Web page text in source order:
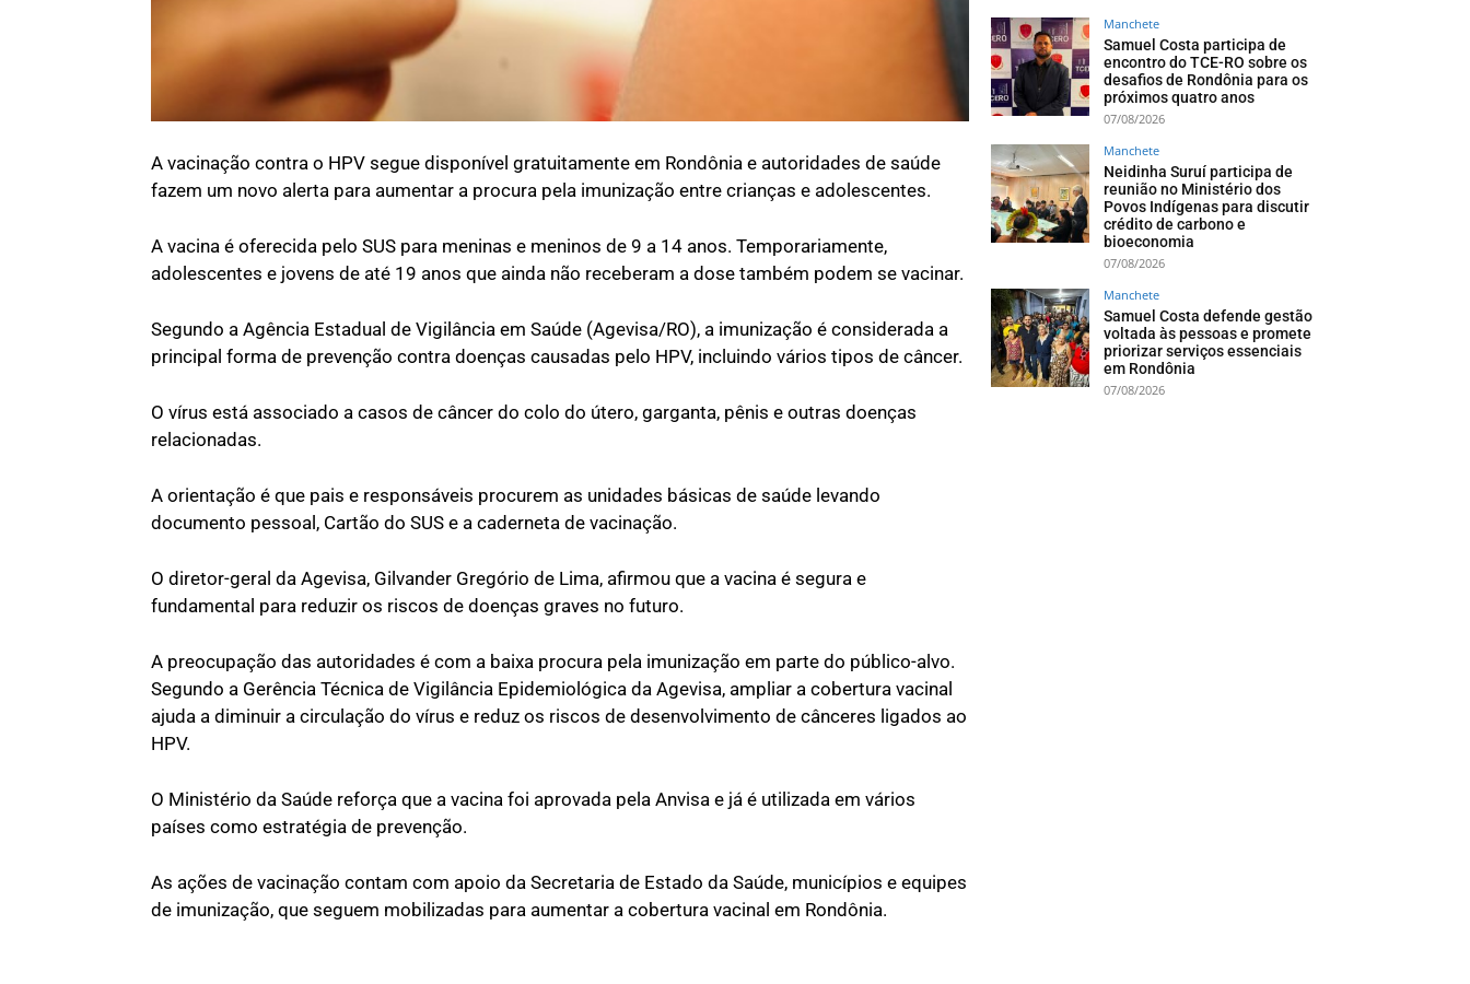
A vacinação contra o HPV segue disponível gratuitamente em Rondônia e autoridades de saúde
fazem um novo alerta para aumentar a procura pela imunização entre crianças e adolescentes.
A vacina é oferecida pelo SUS para meninas e meninos de 9 a 14 anos. Temporariamente,
adolescentes e jovens de até 19 anos que ainda não receberam a dose também podem se vacinar.
Segundo a Agência Estadual de Vigilância em Saúde (Agevisa/RO), a imunização é considerada a
principal forma de prevenção contra doenças causadas pelo HPV, incluindo vários tipos de câncer.
O vírus está associado a casos de câncer do colo do útero, garganta, pênis e outras doenças
relacionadas.
A orientação é que pais e responsáveis procurem as unidades básicas de saúde levando
documento pessoal, Cartão do SUS e a caderneta de vacinação.
O diretor-geral da Agevisa, Gilvander Gregório de Lima, afirmou que a vacina é segura e
fundamental para reduzir os riscos de doenças graves no futuro.
A preocupação das autoridades é com a baixa procura pela imunização em parte do público-alvo.
Segundo a Gerência Técnica de Vigilância Epidemiológica da Agevisa, ampliar a cobertura vacinal
ajuda a diminuir a circulação do vírus e reduz os riscos de desenvolvimento de cânceres ligados ao
HPV.
O Ministério da Saúde reforça que a vacina foi aprovada pela Anvisa e já é utilizada em vários
países como estratégia de prevenção.
As ações de vacinação contam com apoio da Secretaria de Estado da Saúde, municípios e equipes
de imunização, que seguem mobilizadas para aumentar a cobertura vacinal em Rondônia.
Manchete
Samuel Costa participa de
encontro do TCE-RO sobre os
desafios de Rondônia para os
próximos quatro anos
07/08/2026
Manchete
Neidinha Suruí participa de
reunião no Ministério dos
Povos Indígenas para discutir
crédito de carbono e
bioeconomia
07/08/2026
Manchete
Samuel Costa defende gestão
voltada às pessoas e promete
priorizar serviços essenciais
em Rondônia
07/08/2026